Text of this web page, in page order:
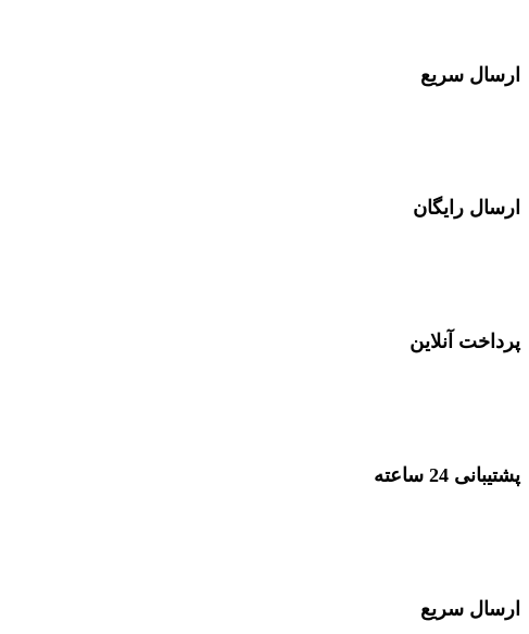
ارسال سریع
ارسال رایگان
پرداخت آنلاین
پشتیبانی 24 ساعته
ارسال سریع